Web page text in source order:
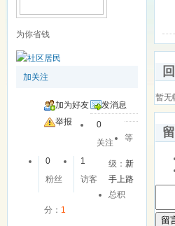
为你省钱
加关注
加为好友
发消息
举报
0
关注
0
粉丝
1
访客
等
级：新
手上路
总积
分： 1
暂无
留